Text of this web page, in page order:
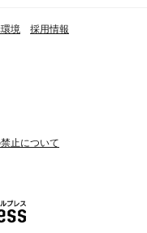
境 採用情報
止について